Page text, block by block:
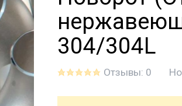
304/304L
Отзывы: 0